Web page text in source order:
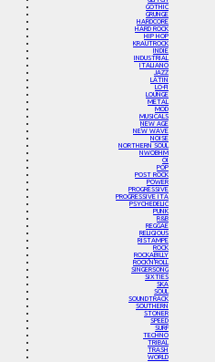
GOTHIC
GRUNGE
HARDCORE
HARD ROCK
HIP HOP
KRAUTROCK
INDIE
INDUSTRIAL
ITALIANO
JAZZ
LATIN
LO-FI
LOUNGE
METAL
MOD
MUSICALS
NEW AGE
NEW WAVE
NOISE
NORTHERN SOUL
NWOBHM
OI
POP
POST ROCK
POWER
PROGRESSIVE
PROGRESSIVE ITA
PSYCHEDELIC
PUNK
R&B
REGGAE
RELIGIOUS
RISTAMPE
ROCK
ROCKABILLY
ROCK'N'ROLL
SINGERSONG
SIXTIES
SKA
SOUL
SOUNDTRACK
SOUTHERN
STONER
SPEED
SURF
TECHNO
TRIBAL
TRASH
WORLD